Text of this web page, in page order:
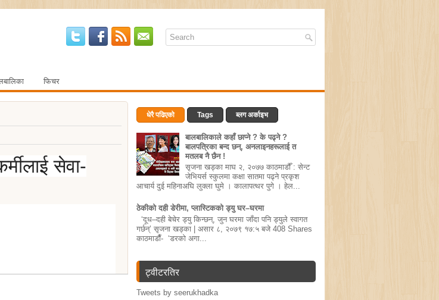
फिचर
सेवा-
धेरै पढिएको Tags ब्लग अर्काइभ
बालबालिकाले कहाँ छाप्‍ने ? के पढ्ने ?
बालपत्रिका बन्द छन्, अनलाइनहरूलाई त
मतलब नै छैन !
सृजना खड्का माघ २, २०७७ काठमाडौँ : सेन्ट
जेभियर्स स्कुलमा कक्षा सातमा पढ्ने प्रकृश
आचार्य दुई महिनाअघि लुक्ला घुमे । कालापत्थर पुगे । हेल...
ठेकीको दही डेरीमा, प्लास्टिकको ड्यु घर–घरमा
‘दूध–दही बेचेर ड्यु किन्छन्, जुन घरमा जाँदा पनि ड्युले स्वागत
गर्छन्’ सृजना खड्का | असार ८, २०७९ १७:५ बजे 408 Shares
काठमाडाैँ- ‘डरको अगा...
ट्वीटरतिर
Tweets by seerukhadka